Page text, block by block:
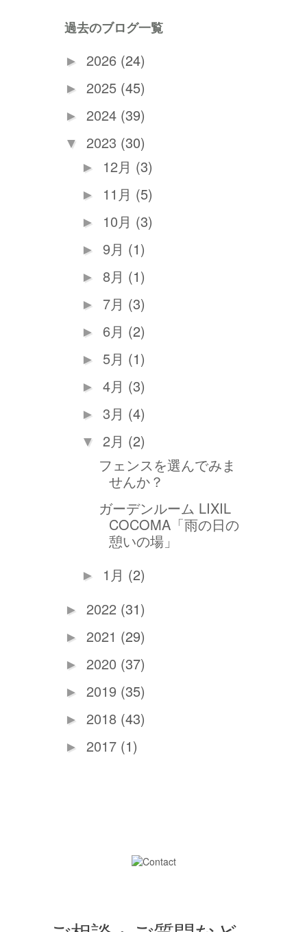
過去のブログ一覧
► 2026 (24)
► 2025 (45)
► 2024 (39)
▼ 2023 (30)
► 12月 (3)
► 11月 (5)
► 10月 (3)
► 9月 (1)
► 8月 (1)
► 7月 (3)
► 6月 (2)
► 5月 (1)
► 4月 (3)
► 3月 (4)
▼ 2月 (2)
フェンスを選んでみま
せんか？
ガーデンルーム LIXIL
COCOMA「雨の日の
憩いの場」
► 1月 (2)
► 2022 (31)
► 2021 (29)
► 2020 (37)
► 2019 (35)
► 2018 (43)
► 2017 (1)